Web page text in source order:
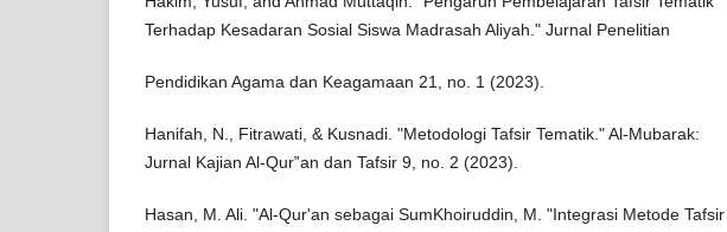
Terhadap Kesadaran Sosial Siswa Madrasah Aliyah." Jurnal Penelitian
Pendidikan Agama dan Keagamaan 21, no. 1 (2023).
Hanifah, N., Fitrawati, & Kusnadi. "Metodologi Tafsir Tematik." Al-Mubarak:
Jurnal Kajian Al-Qur‟an dan Tafsir 9, no. 2 (2023).
Hasan, M. Ali. "Al-Qur'an sebagai SumKhoiruddin, M. "Integrasi Metode Tafsir